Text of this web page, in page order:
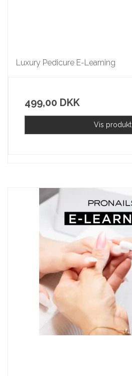
Luxury Pedicure E-Learning
499,00 DKK
Vis produkt